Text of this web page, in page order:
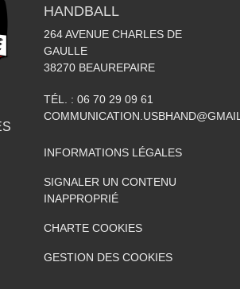
HANDBALL
264 AVENUE CHARLES DE
GAULLE
38270 BEAUREPAIRE
TÉL. : 06 70 29 09 61
INFORMATIONS LÉGALES
SIGNALER UN CONTENU
INAPPROPRIÉ
CHARTE COOKIES
GESTION DES COOKIES